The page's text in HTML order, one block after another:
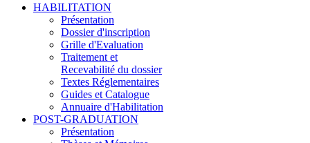
HABILITATION
Présentation
Dossier d'inscription
Grille d'Evaluation
Traitement et
Recevabilité du dossier
Textes Réglementaires
Guides et Catalogue
Annuaire d'Habilitation
POST-GRADUATION
Présentation